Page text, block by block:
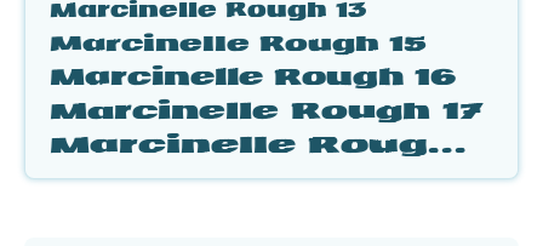
Marcinelle Rough 13
Marcinelle Rough 15
Marcinelle Rough 16
Marcinelle Rough 17
Marcinelle Rough 18